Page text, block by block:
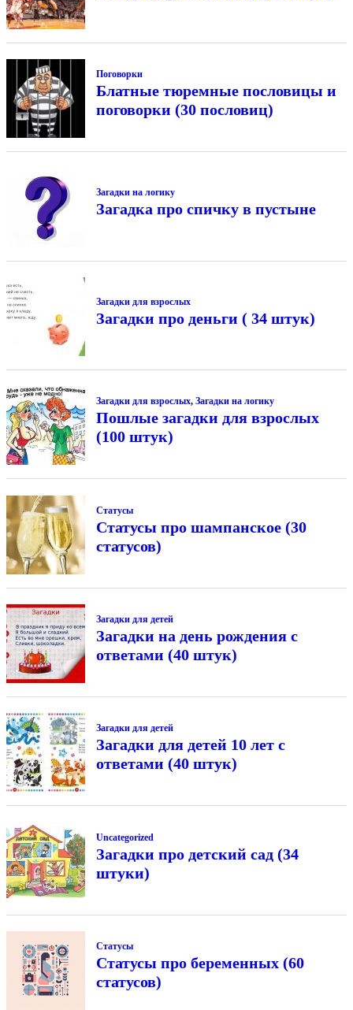
Поговорки
Блатные тюремные пословицы и
поговорки (30 пословиц)
Загадки на логику
Загадка про спичку в пустыне
Загадки для взрослых
Загадки про деньги ( 34 штук)
Загадки для взрослых, Загадки на логику
Пошлые загадки для взрослых
(100 штук)
Статусы
Статусы про шампанское (30
статусов)
Загадки для детей
Загадки на день рождения с
ответами (40 штук)
Загадки для детей
Загадки для детей 10 лет с
ответами (40 штук)
Uncategorized
Загадки про детский сад (34
штуки)
Статусы
Статусы про беременных (60
статусов)